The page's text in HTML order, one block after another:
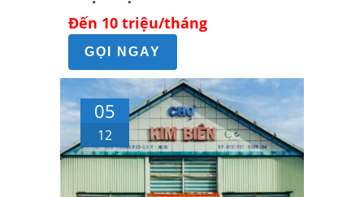
Đến 10 triệu/tháng
GỌI NGAY
05
12